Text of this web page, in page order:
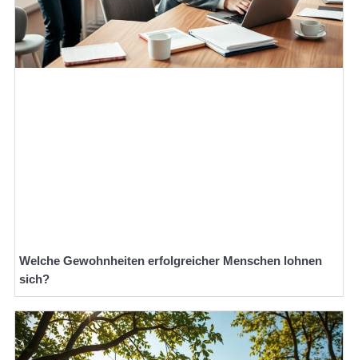
Welche Gewohnheiten erfolgreicher Menschen lohnen
sich?